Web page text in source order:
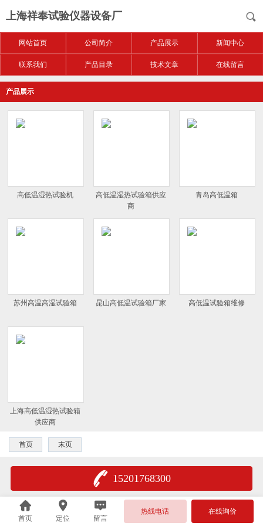
上海祥奉试验仪器设备厂
网站首页 公司简介 产品展示 新闻中心
联系我们 产品目录 技术文章 在线留言
产品展示
高低温湿热试验机
高低温湿热试验箱供应
商
青岛高低温箱
苏州高温高湿试验箱 昆山高低温试验箱厂家 高低温试验箱维修
上海高低温湿热试验箱
供应商
首页 末页
15201768300
首页 定位 留言
热线电话 在线询价